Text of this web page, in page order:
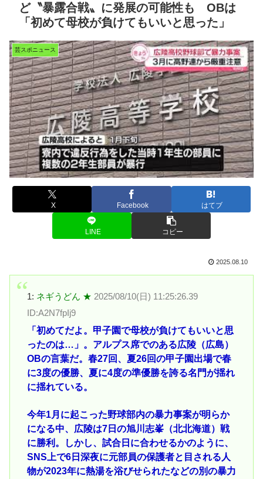
ど〝暴露合戦〟に発展の可能性も OBは
「初めて母校が負けてもいいと思った」
芸スポニュース
X Facebook はてブ
LINE コピー
2025.08.10
1: ネギうどん ★ 2025/08/10(日) 11:25:26.39
ID:A2N7fpIj9
「初めてだよ。甲子園で母校が負けてもいいと思
ったのは…」。アルプス席でのある広陵（広島）
OBの言葉だ。春27回、夏26回の甲子園出場で春
に3度の優勝、夏に4度の準優勝を誇る名門が揺れ
に揺れている。
今年1月に起こった野球部内の暴力事案が明らか
になる中、広陵は7日の旭川志峯（北北海道）戦
に勝利。しかし、試合日に合わせるかのように、
SNS上で6日深夜に元部員の保護者と目される人
物が2023年に熱湯を浴びせられたなどの別の暴力